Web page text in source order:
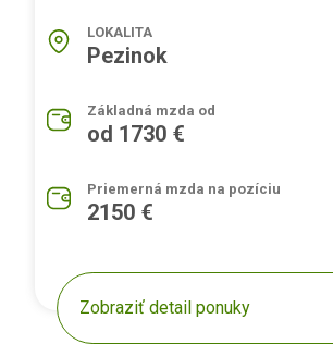
LOKALITA
Pezinok
Základná mzda od
od 1730 €
Priemerná mzda na pozíciu
2150 €
Zobraziť detail ponuky